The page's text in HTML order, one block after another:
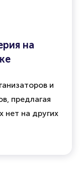
на
и
предлагая
нет на других